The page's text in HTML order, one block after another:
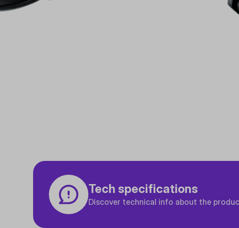
Tech specifications
Discover technical info about the